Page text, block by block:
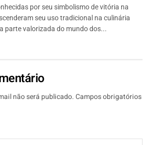
por seu simbolismo de vitória na
seu uso tradicional na culinária
parte valorizada do mundo dos...
não será publicado.Campos obrigatórios